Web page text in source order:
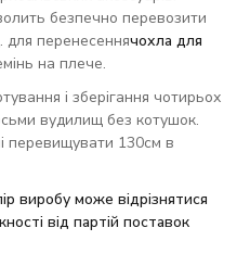
безпечно перевозити
для перенесеннячохла для
на плече.
і зберігання чотирьох
вудилищ без котушок.
перевищувати 130см в
виробу може відрізнятися
від партій поставок